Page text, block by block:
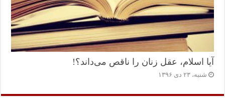
آیا اسلام، عقل زنان را ناقص می‌داند؟!
شنبه، ۲۳ دی ۱۳۹۶